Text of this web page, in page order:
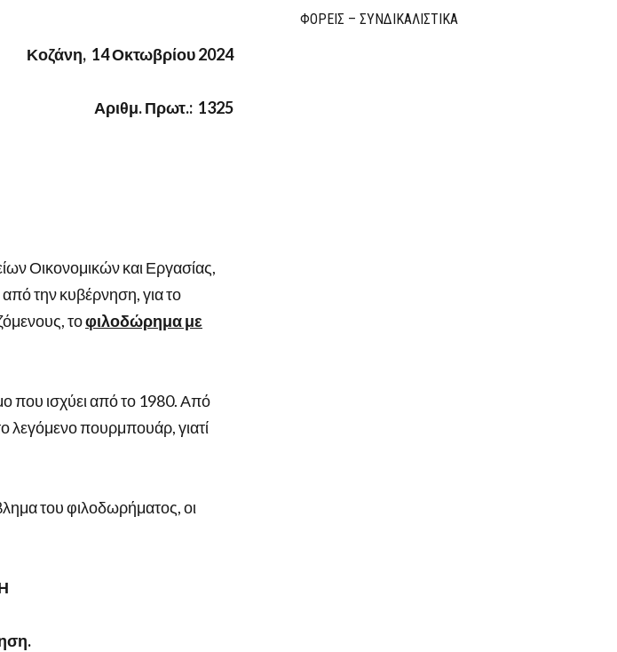
Κοζάνη, 14 Οκτωβρίου 2024
Αριθμ. Πρωτ.: 1325
Οικονομικών και Εργασίας,
από την κυβέρνηση, για το
τοφιλοδώρημα με
που ισχύει από το 1980. Από
λεγόμενο πουρμπουάρ, γιατί
του φιλοδωρήματος, οι
ΦΟΡΕΙΣ – ΣΥΝΔΙΚΑΛΙΣΤΙΚΑ